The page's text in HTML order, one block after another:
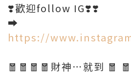
❣️歡迎follow IG❣️❣️
➡️
https://
🧧🧧🧧🧧財神⋯就到 🧧